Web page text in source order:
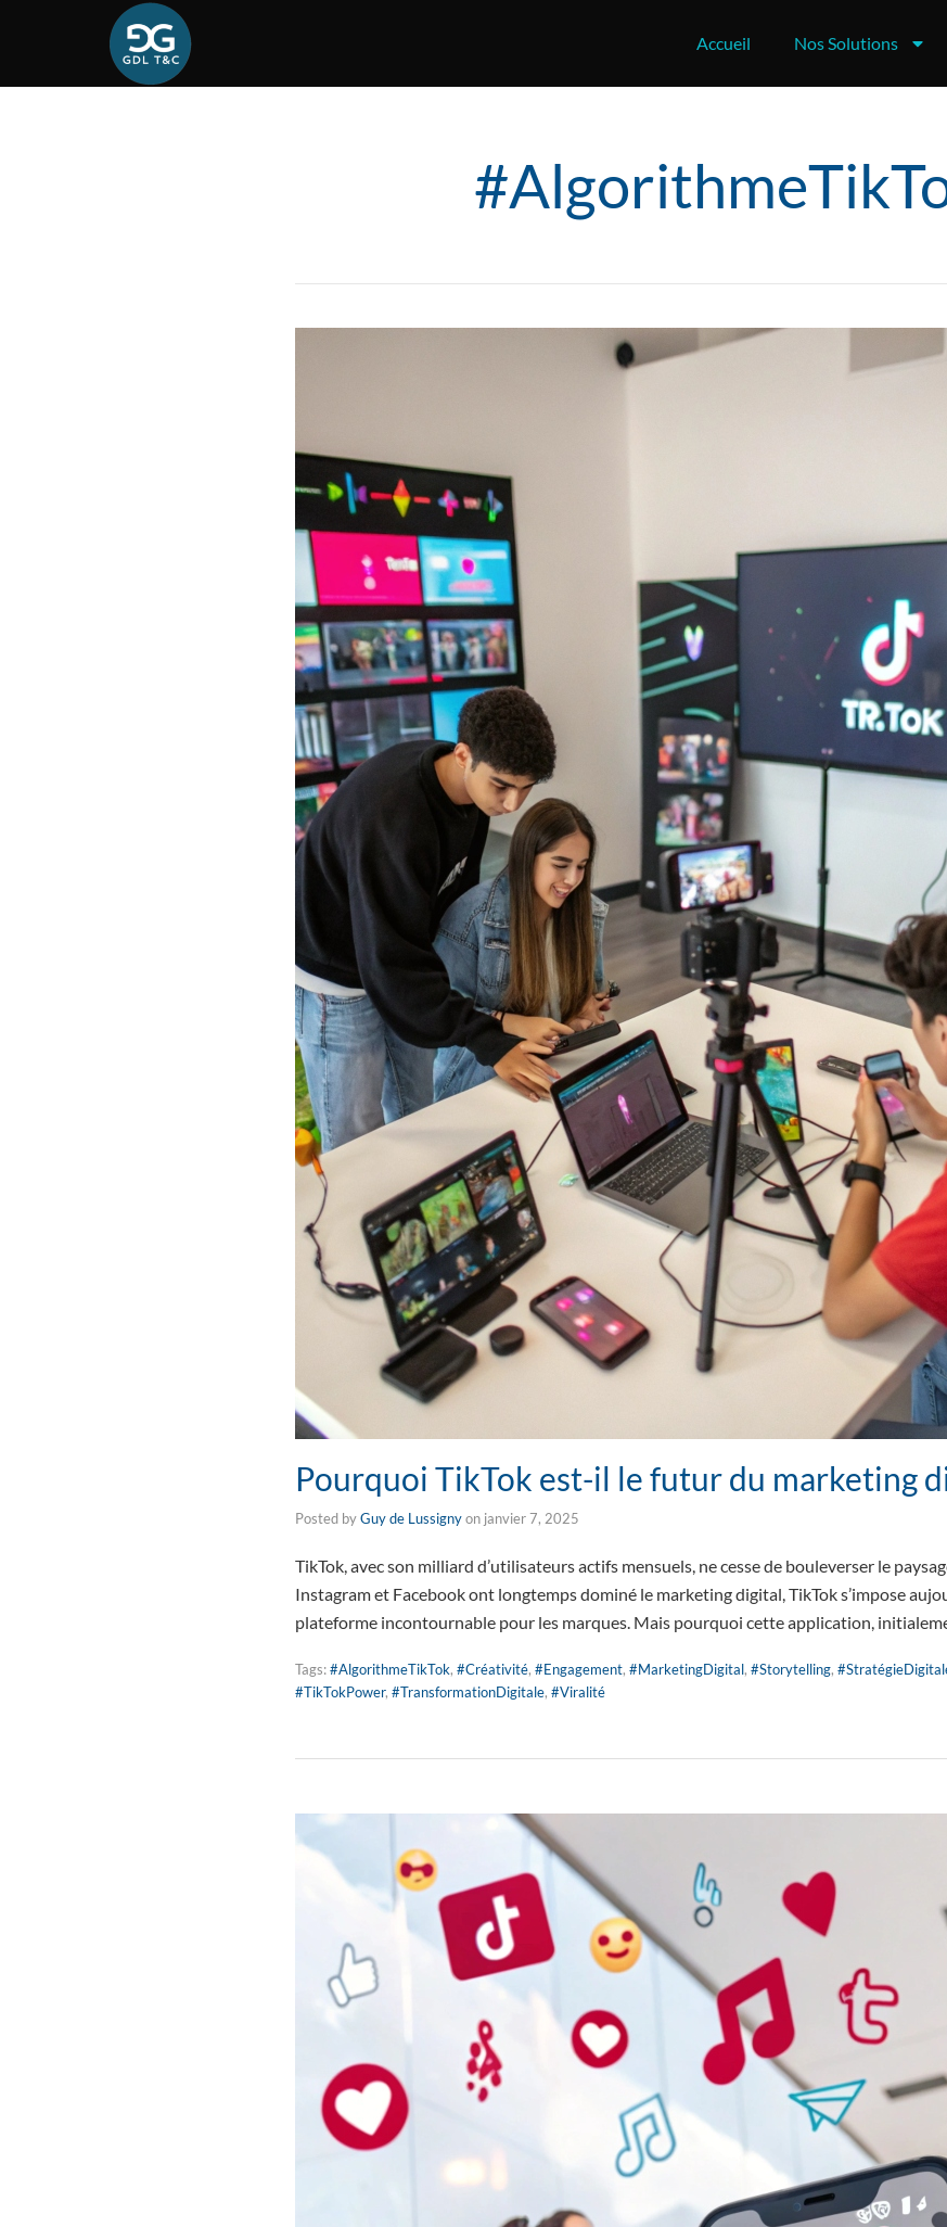
Accueil Nos Solutions
Pourquoi TikTok est-il le futur du marketing
Posted byGuy de Lussignyon janvier 7, 2025
TikTok, avec son milliard d’utilisateurs actifs mensuels, ne cesse de bouleverser le
Instagram et Facebook ont longtemps dominé le marketing digital, TikTok s’impose
plateforme incontournable pour les marques. Mais pourquoi cette application,
Tags:#AlgorithmeTikTok, #Créativité, #Engagement, #MarketingDigital, #Storytelling,
#TikTokPower, #TransformationDigitale, #Viralité